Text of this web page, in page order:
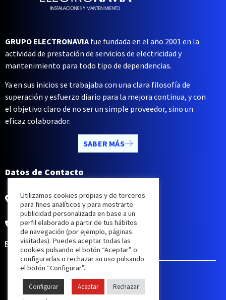
GRUPO ELECTRONAVIAfue fundada en el año 2001 en la
actividad de prestación de servicios de electricidad y
mantenimiento para todo tipo de dependencias.
Ya en sus inicios se trabajaba con una clara filosofía de
superación y esfuerzo diario para la mejora continua, y con
el objetivo claro de no ser un simple proveedor, sino un
eficaz colaborador.
SABER MÁS
Datos de Contacto
Rúa Do Xuncal, 6, 10,
36212 Vigo, Pontevedra
Tlf. +34 986 24 25 02
administracion@electronavia.com
© 2022
Aviso Legal Política De Privacidad|Cookies
Utilizamos cookies propias y de terceros
para fines analíticos y para mostrarte
publicidad personalizada en base a un
perfil elaborado a partir de tus hábitos
de navegación (por ejemplo, páginas
visitadas). Puedes aceptar todas las
cookies pulsando el botón “Aceptar” o
configurarlas o rechazar su uso pulsando
el botón “Configurar”..
Configurar Aceptar Rechazar